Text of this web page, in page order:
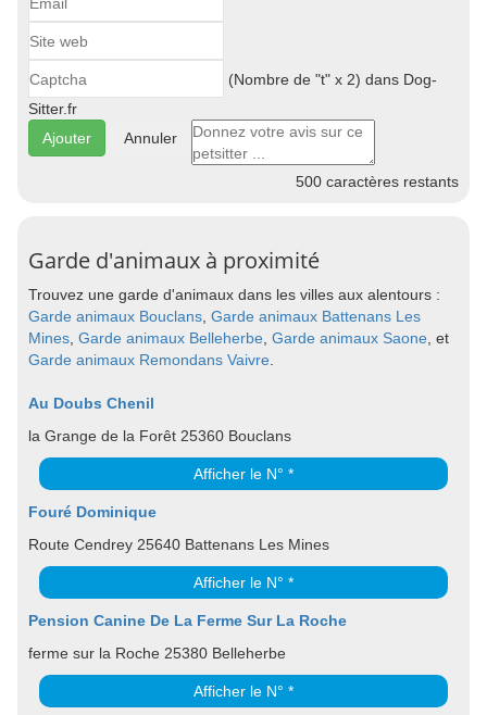
(Nombre de "t" x 2) dans Dog-
Sitter.fr
Annuler
500 caractères restants
Garde d'animaux à proximité
Trouvez une garde d'animaux dans les villes aux alentours :
Garde animaux Bouclans Garde animaux Battenans Les
Mines Garde animaux Belleherbe Garde animaux Saone , et
Garde animaux Remondans Vaivre
Au Doubs Chenil
la Grange de la Forêt 25360 Bouclans
Afficher le N° *
Fouré Dominique
Route Cendrey 25640 Battenans Les Mines
Afficher le N° *
Pension Canine De La Ferme Sur La Roche
ferme sur la Roche 25380 Belleherbe
Afficher le N° *